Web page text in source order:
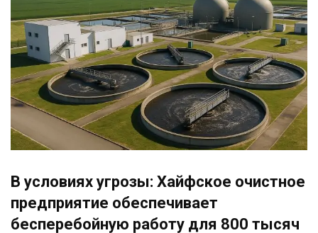
В условиях угрозы: Хайфское очистное
предприятие обеспечивает
бесперебойную работу для 800 тысяч